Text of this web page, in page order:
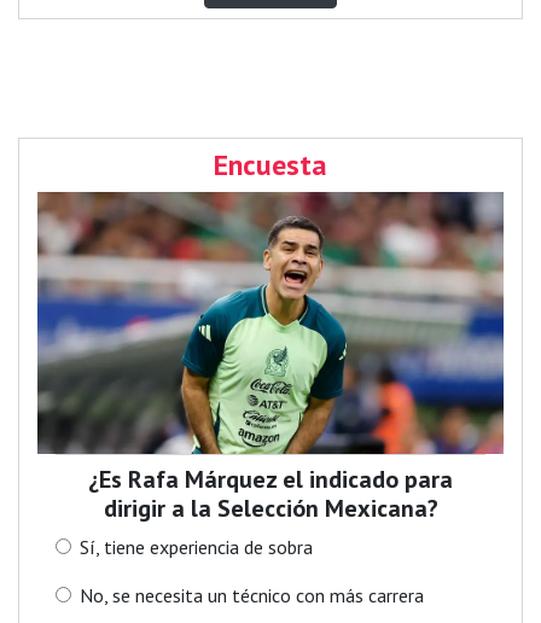
Encuesta
¿Es Rafa Márquez el indicado para
dirigir a la Selección Mexicana?
Sí, tiene experiencia de sobra
No, se necesita un técnico con más carrera